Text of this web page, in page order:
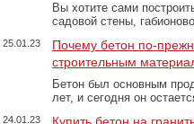
Вы хотите сами
садовой стены,
25.01.23
Почему бетон по-
строительным
Бетон был основным
лет, и сегодня он
24.01.23